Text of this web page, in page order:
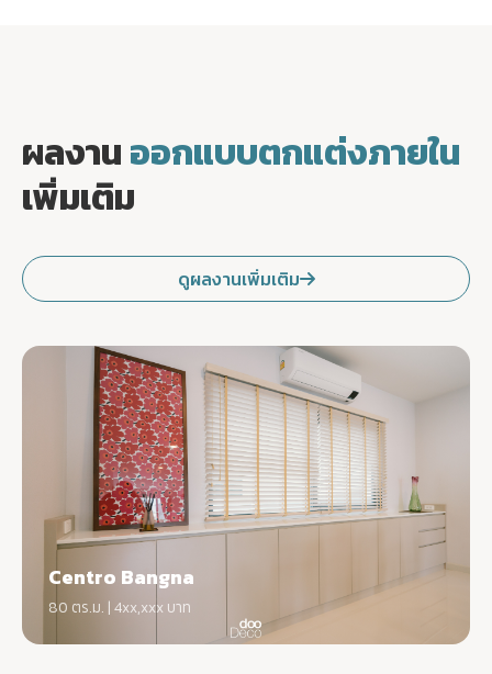
ผลงานออกแบบตกแต่งภายใน
เพิ่มเติม
ดูผลงานเพิ่มเติม
Centro Bangna
80 ตร.ม. | 4xx,xxx บาท